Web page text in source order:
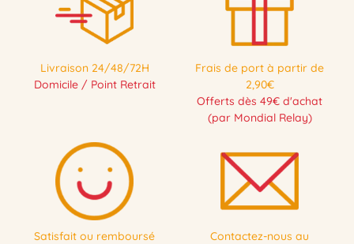
Livraison 24/48/72H
Domicile / Point Retrait
Frais de port à partir de
2,90€
Offerts dès 49€ d'achat
(par Mondial Relay)
Satisfait ou remboursé
Contactez-nous au